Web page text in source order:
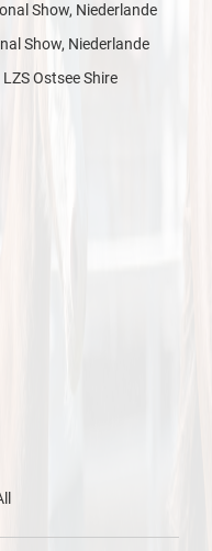
Show, Niederlande
Show, Niederlande
Ostsee Shire